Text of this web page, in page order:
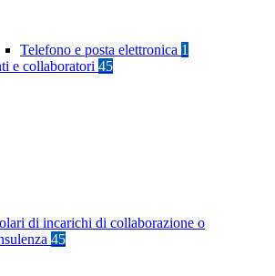
Telefono e posta elettronica 1
e collaboratori 45
di incarichi di collaborazione o
45